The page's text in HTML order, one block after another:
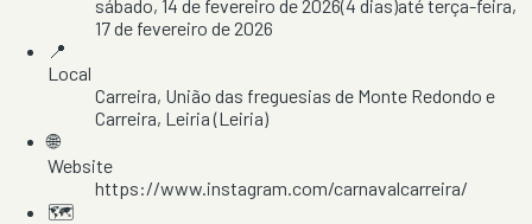
sábado, 14 de fevereiro de 2026(4 dias)atéterça-feira,
17 de fevereiro de 2026
📍
Local
Carreira, União das freguesias de Monte Redondo e
Carreira, Leiria(Leiria)
🌐
Website
https://www.instagram.com/carnavalcarreira/
🗺️